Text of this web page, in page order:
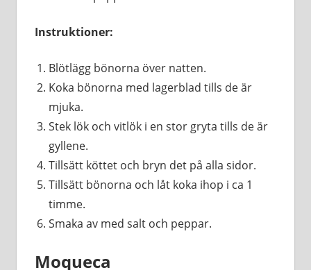
Instruktioner:
Blötlägg bönorna över natten.
Koka bönorna med lagerblad tills de är
mjuka.
Stek lök och vitlök i en stor gryta tills de är
gyllene.
Tillsätt köttet och bryn det på alla sidor.
Tillsätt bönorna och låt koka ihop i ca 1
timme.
Smaka av med salt och peppar.
Moqueca